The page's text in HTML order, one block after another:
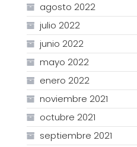
agosto 2022
julio 2022
junio 2022
mayo 2022
enero 2022
noviembre 2021
octubre 2021
septiembre 2021